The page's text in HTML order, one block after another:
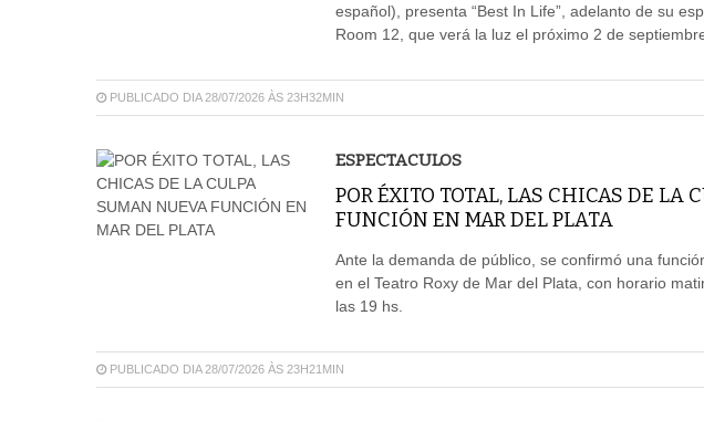
español), presenta “Best In Life”, adelanto de su
Room 12, que verá la luz el próximo 2 de
PUBLICADO DIA 28/07/2026 ÀS 23H32MIN
ESPECTACULOS
POR ÉXITO TOTAL, LAS CHICAS DE LA
FUNCIÓN EN MAR DEL PLATA
Ante la demanda de público, se confirmó una
en el Teatro Roxy de Mar del Plata, con horario
las 19 hs.
PUBLICADO DIA 28/07/2026 ÀS 23H21MIN